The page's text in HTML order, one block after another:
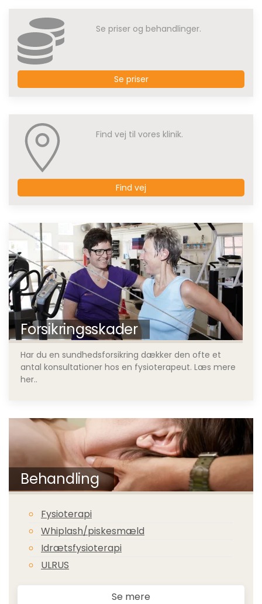
Se priser og behandlinger.
Se priser
Find vej til vores klinik.
Find vej
Forsikringsskader
Har du en sundhedsforsikring dækker den ofte et
antal konsultationer hos en fysioterapeut. Læs mere
her..
Behandling
Fysioterapi
Whiplash/piskesmæld
Idrætsfysioterapi
ULRUS
Se mere